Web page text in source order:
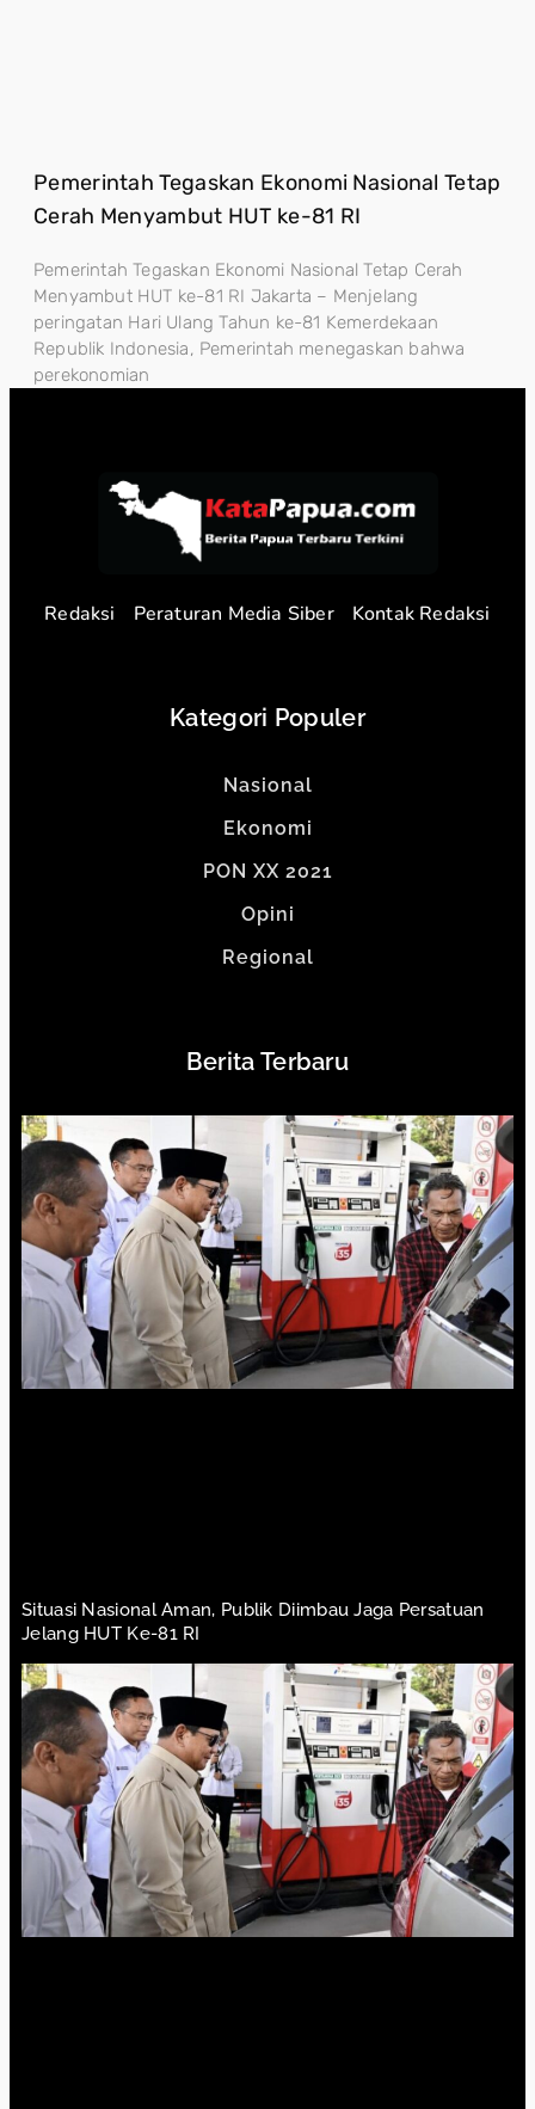
Pemerintah Tegaskan Ekonomi Nasional Tetap
Cerah Menyambut HUT ke-81 RI
Pemerintah Tegaskan Ekonomi Nasional Tetap Cerah
Menyambut HUT ke-81 RI Jakarta – Menjelang
peringatan Hari Ulang Tahun ke-81 Kemerdekaan
Republik Indonesia, Pemerintah menegaskan bahwa
perekonomian
Redaksi Peraturan Media Siber Kontak Redaksi
Kategori Populer
Nasional
Ekonomi
PON XX 2021
Opini
Regional
Berita Terbaru
Situasi Nasional Aman, Publik Diimbau Jaga Persatuan
Jelang HUT Ke-81 RI